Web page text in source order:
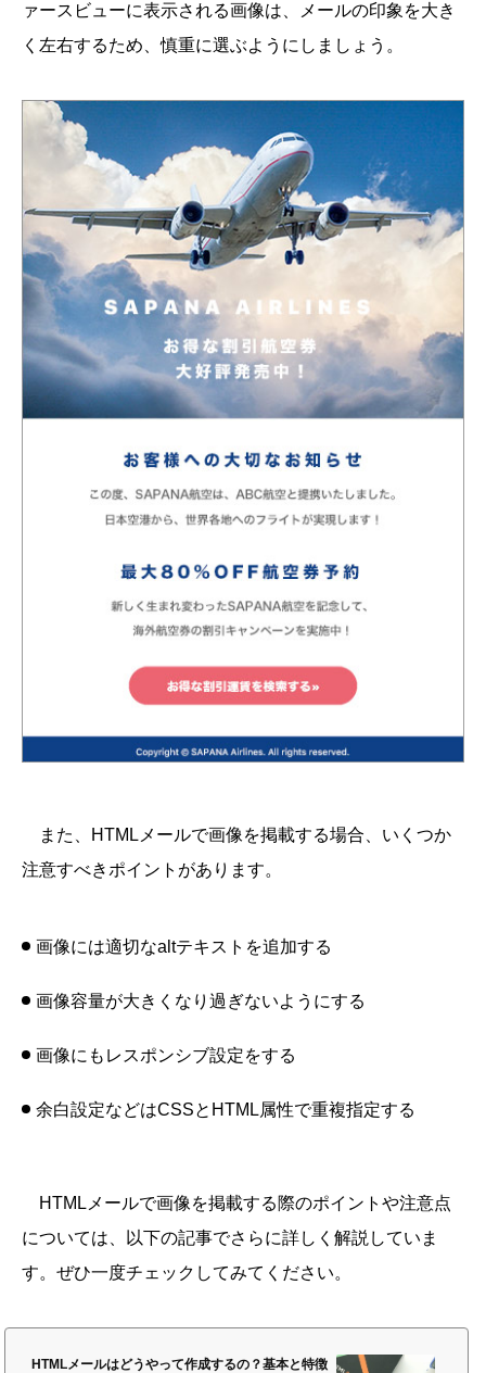
ァースビューに表示される画像は、メールの印象を大き
く左右するため、慎重に選ぶようにしましょう。
また、HTMLメールで画像を掲載する場合、いくつか
注意すべきポイントがあります。
画像には適切なaltテキストを追加する
画像容量が大きくなり過ぎないようにする
画像にもレスポンシブ設定をする
余白設定などはCSSとHTML属性で重複指定する
HTMLメールで画像を掲載する際のポイントや注意点
については、以下の記事でさらに詳しく解説していま
す。ぜひ一度チェックしてみてください。
HTMLメールはどうやって作成するの？基本と特徴